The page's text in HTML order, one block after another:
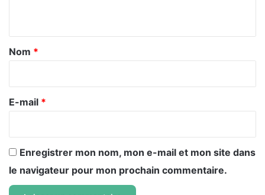
a
e
Nom *
E-mail *
Enregistrer mon nom, mon e-mail et mon site dans
le navigateur pour mon prochain commentaire.